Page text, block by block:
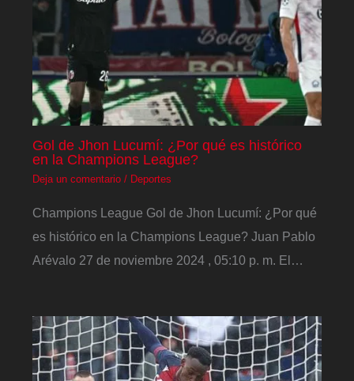
Gol de Jhon Lucumí: ¿Por qué es histórico
en la Champions League?
Deja un comentario / Deportes
Champions League Gol de Jhon Lucumí: ¿Por qué
es histórico en la Champions League? Juan Pablo
Arévalo 27 de noviembre 2024 , 05:10 p. m. El…